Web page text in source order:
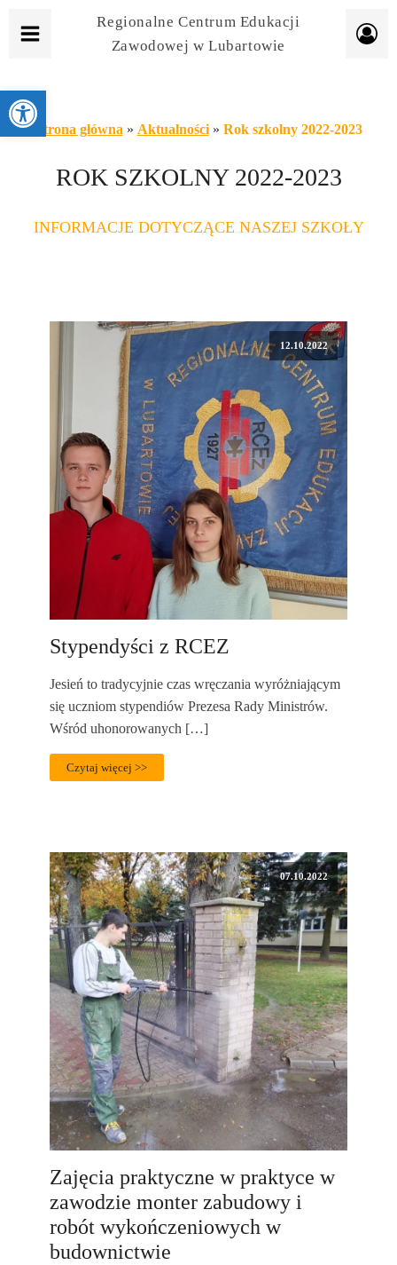
Regionalne Centrum Edukacji
Zawodowej w Lubartowie
Strona główna » Aktualności » Rok szkolny 2022-2023
ROK SZKOLNY 2022-2023
INFORMACJE DOTYCZĄCE NASZEJ SZKOŁY
12.10.2022
Stypendyści z RCEZ
Jesień to tradycyjnie czas wręczania wyróżniającym
się uczniom stypendiów Prezesa Rady Ministrów.
Wśród uhonorowanych […]
Czytaj więcej >>
07.10.2022
Zajęcia praktyczne w praktyce w
zawodzie monter zabudowy i
robót wykończeniowych w
budownictwie
Otwórz pasek narzędzi